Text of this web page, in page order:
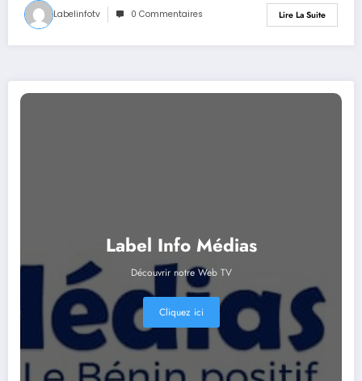
Labelinfotv 0 Commentaires Lire La Suite
Label Info Médias
Découvrir notre Web TV
Cliquez ici